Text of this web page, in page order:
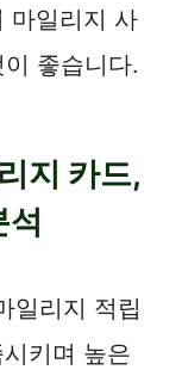
마일리지 사
좋습니다.
지 카드,
석
일리지 적립
키며 높은